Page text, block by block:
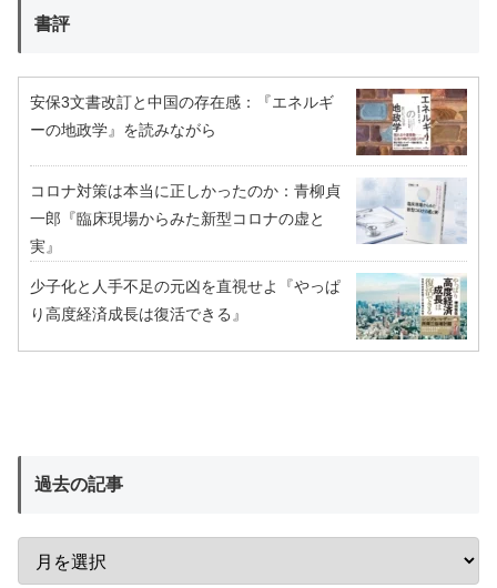
書評
安保3文書改訂と中国の存在感：『エネルギ
ーの地政学』を読みながら
コロナ対策は本当に正しかったのか：青柳貞
一郎『臨床現場からみた新型コロナの虚と
実』
少子化と人手不足の元凶を直視せよ『やっぱ
り高度経済成長は復活できる』
過去の記事